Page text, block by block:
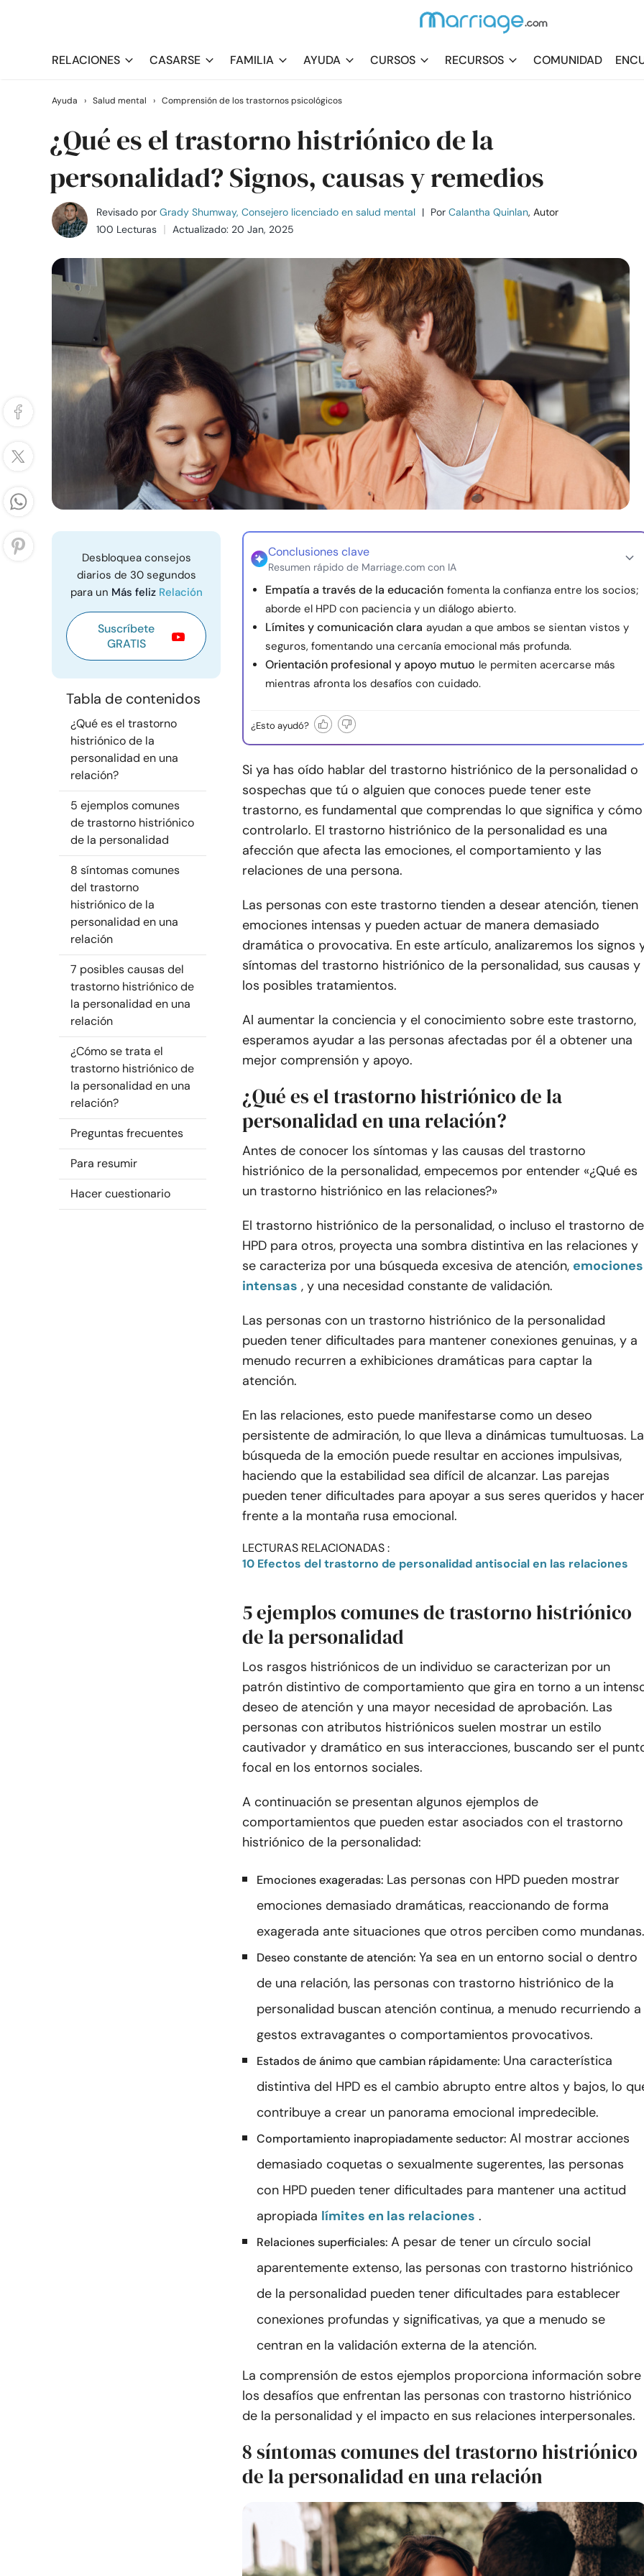
RELACIONES CASARSE FAMILIA AYUDA CURSOS RECURSOS COMUNIDAD
Ayuda › Salud mental › Comprensión de los trastornos psicológicos
¿Qué es el trastorno histriónico de la
personalidad? Signos, causas y remedios
Revisado por Grady Shumway, Consejero licenciado en salud mental | Por Calantha Quinlan, Autor
100 Lecturas
Actualizado: 20 Jan, 2025
Desbloquea consejos
diarios de 30 segundos
para un Más feliz Relación
Suscríbete
GRATIS
Tabla de contenidos
¿Qué es el trastorno
histriónico de la
personalidad en una
relación?
5 ejemplos comunes
de trastorno histriónico
de la personalidad
8 síntomas comunes
del trastorno
histriónico de la
personalidad en una
relación
7 posibles causas del
trastorno histriónico de
la personalidad en una
relación
¿Cómo se trata el
trastorno histriónico de
la personalidad en una
relación?
Preguntas frecuentes
Para resumir
Hacer cuestionario
Conclusiones clave
Resumen rápido de Marriage.com con IA
Empatía a través de la educación fomenta la confianza entre los socios;
aborde el HPD con paciencia y un diálogo abierto.
Límites y comunicación clara ayudan a que ambos se sientan vistos y
seguros, fomentando una cercanía emocional más profunda.
Orientación profesional y apoyo mutuo le permiten acercarse más
mientras afronta los desafíos con cuidado.
¿Esto ayudó?
Si ya has oído hablar del trastorno histriónico de la personalidad o
sospechas que tú o alguien que conoces puede tener este
trastorno, es fundamental que comprendas lo que significa y cómo
controlarlo. El trastorno histriónico de la personalidad es una
afección que afecta las emociones, el comportamiento y las
relaciones de una persona.
Las personas con este trastorno tienden a desear atención, tienen
emociones intensas y pueden actuar de manera demasiado
dramática o provocativa. En este artículo, analizaremos los signos
síntomas del trastorno histriónico de la personalidad, sus causas y
los posibles tratamientos.
Al aumentar la conciencia y el conocimiento sobre este trastorno,
esperamos ayudar a las personas afectadas por él a obtener una
mejor comprensión y apoyo.
¿Qué es el trastorno histriónico de la
personalidad en una relación?
Antes de conocer los síntomas y las causas del trastorno
histriónico de la personalidad, empecemos por entender «¿Qué es
un trastorno histriónico en las relaciones?»
El trastorno histriónico de la personalidad, o incluso el trastorno
HPD para otros, proyecta una sombra distintiva en las relaciones y
se caracteriza por una búsqueda excesiva de atención, emociones
intensas , y una necesidad constante de validación.
Las personas con un trastorno histriónico de la personalidad
pueden tener dificultades para mantener conexiones genuinas, y a
menudo recurren a exhibiciones dramáticas para captar la
atención.
En las relaciones, esto puede manifestarse como un deseo
persistente de admiración, lo que lleva a dinámicas tumultuosas. La
búsqueda de la emoción puede resultar en acciones impulsivas,
haciendo que la estabilidad sea difícil de alcanzar. Las parejas
pueden tener dificultades para apoyar a sus seres queridos y hacer
frente a la montaña rusa emocional.
LECTURAS RELACIONADAS :
10 Efectos del trastorno de personalidad antisocial en las relaciones
5 ejemplos comunes de trastorno histriónico
de la personalidad
Los rasgos histriónicos de un individuo se caracterizan por un
patrón distintivo de comportamiento que gira en torno a un
deseo de atención y una mayor necesidad de aprobación. Las
personas con atributos histriónicos suelen mostrar un estilo
cautivador y dramático en sus interacciones, buscando ser el
focal en los entornos sociales.
A continuación se presentan algunos ejemplos de
comportamientos que pueden estar asociados con el trastorno
histriónico de la personalidad:
Emociones exageradas: Las personas con HPD pueden mostrar
emociones demasiado dramáticas, reaccionando de forma
exagerada ante situaciones que otros perciben como mundanas.
Deseo constante de atención: Ya sea en un entorno social o dentro
de una relación, las personas con trastorno histriónico de la
personalidad buscan atención continua, a menudo recurriendo a
gestos extravagantes o comportamientos provocativos.
Estados de ánimo que cambian rápidamente: Una característica
distintiva del HPD es el cambio abrupto entre altos y bajos, lo
contribuye a crear un panorama emocional impredecible.
Comportamiento inapropiadamente seductor: Al mostrar acciones
demasiado coquetas o sexualmente sugerentes, las personas
con HPD pueden tener dificultades para mantener una actitud
apropiada límites en las relaciones .
Relaciones superficiales: A pesar de tener un círculo social
aparentemente extenso, las personas con trastorno histriónico
de la personalidad pueden tener dificultades para establecer
conexiones profundas y significativas, ya que a menudo se
centran en la validación externa de la atención.
La comprensión de estos ejemplos proporciona información sobre
los desafíos que enfrentan las personas con trastorno histriónico
de la personalidad y el impacto en sus relaciones interpersonales.
8 síntomas comunes del trastorno histriónico
de la personalidad en una relación